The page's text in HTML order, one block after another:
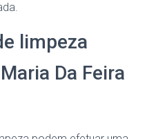
limpeza
Da Feira